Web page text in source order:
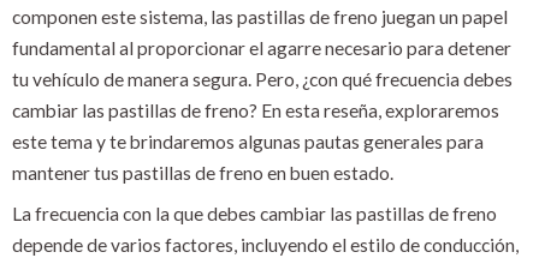
componen este sistema, las pastillas de freno juegan un papel
fundamental al proporcionar el agarre necesario para detener
tu vehículo de manera segura. Pero, ¿con qué frecuencia debes
cambiar las pastillas de freno? En esta reseña, exploraremos
este tema y te brindaremos algunas pautas generales para
mantener tus pastillas de freno en buen estado.
La frecuencia con la que debes cambiar las pastillas de freno
depende de varios factores, incluyendo el estilo de conducción,